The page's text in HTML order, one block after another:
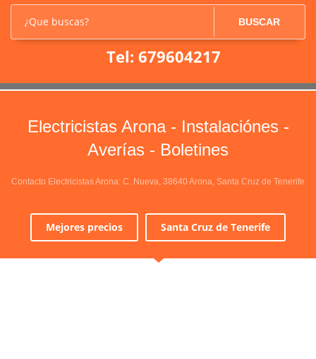
¿Que buscas? BUSCAR
Tel: 679604217
Electricistas Arona - Instalaciónes -
Averías - Boletines
Contacto Electricistas Arona: C. Nueva, 38640 Arona, Santa Cruz de Tenerife
Mejores precios Santa Cruz de Tenerife